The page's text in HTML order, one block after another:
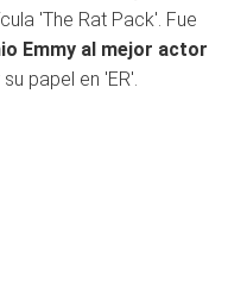
'The Rat Pack'. Fue
Emmy al mejor actor
papel en 'ER'.